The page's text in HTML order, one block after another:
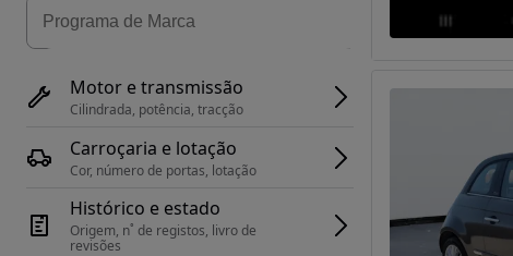
Motor e transmissão
Cilindrada, potência, tracção
Carroçaria e lotação
Cor, número de portas, lotação
Histórico e estado
Origem, n˚ de registos, livro de
revisões